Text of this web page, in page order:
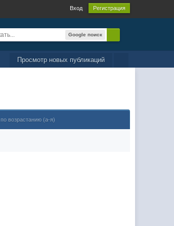
Вход Регистрация
Google поиск
Просмотр новых публикаций
по возрастанию (а-я)